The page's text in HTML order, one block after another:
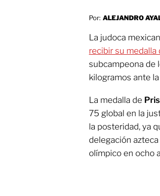
Por: ALEJANDRO
La judoca
recibir su medalla
subcampeona de
kilogramos ante
La medalla de
75 global en la
la posteridad, ya
delegación
olímpico en ocho